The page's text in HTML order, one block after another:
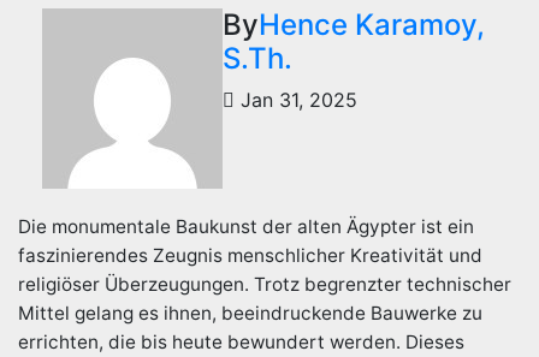
ByHence Karamoy,
S.Th.
Jan 31, 2025
Die monumentale Baukunst der alten Ägypter ist ein
faszinierendes Zeugnis menschlicher Kreativität und
religiöser Überzeugungen. Trotz begrenzter technischer
Mittel gelang es ihnen, beeindruckende Bauwerke zu
errichten, die bis heute bewundert werden. Dieses